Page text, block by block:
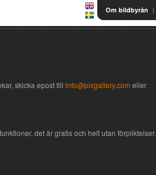
Om bildbyrån |
skicka epost till info@pixgallery.com eller
det är gratis och helt utan förpliktelser.